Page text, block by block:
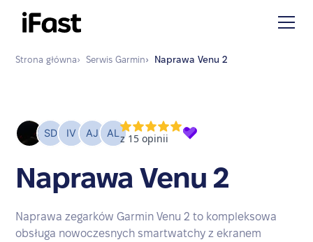
Strona główna› Serwis Garmin› Naprawa Venu 2
Naprawa Venu 2
Naprawa zegarków Garmin Venu 2 to kompleksowa
obsługa nowoczesnych smartwatchy z ekranem